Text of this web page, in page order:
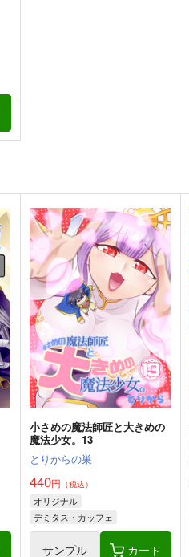
小さめの魔法師匠と大きめの
魔法少女。13
とりからの巣
440円 （税込）
オリジナル
デミタス・カッフェ
マフィン・フラガ
ハルナス・アイザラ
サンプル カート